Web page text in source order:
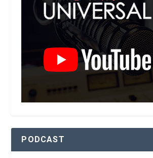
PODCAST